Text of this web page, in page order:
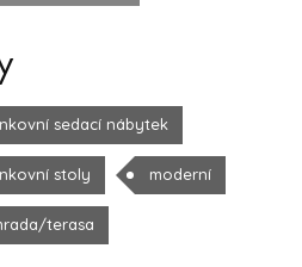
sedací nábytek
stoly moderní
terasa